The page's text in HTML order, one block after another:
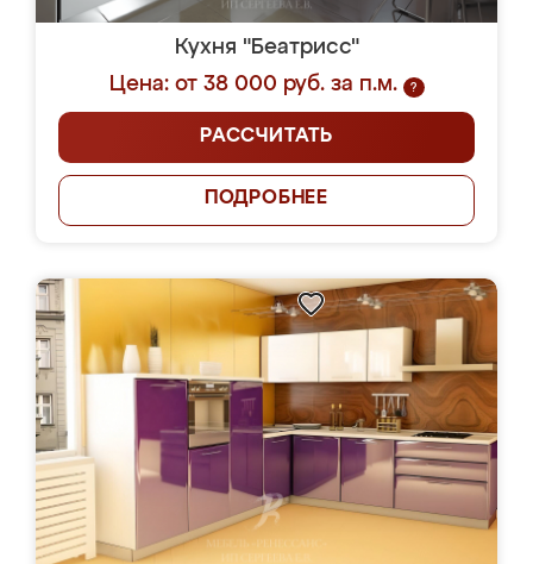
Кухня "Беатрисс"
Цена: от 38 000 руб. за п.м.
?
РАССЧИТАТЬ
ПОДРОБНЕЕ